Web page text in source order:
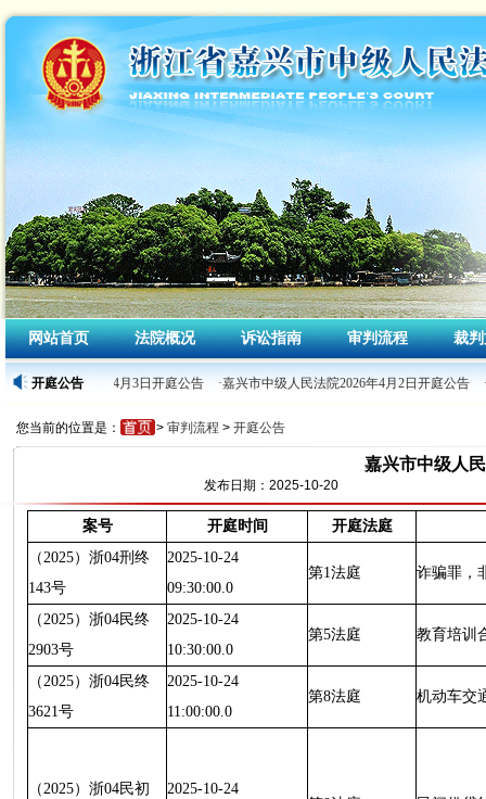
网站首页 法院概况 诉讼指南 审判流程 裁
开庭公告
级人民法院2026年4月3日开庭公告 ·嘉兴市中级人民法院2026年4月2日开庭公告
您当前的位置是： > 审判流程 > 开庭公告
嘉兴市中级人
发布日期：2025-10-20
案号 开庭时间
开庭法庭
（2025）浙04刑终
143号
2025-10-24
09:30:00.0
第1法庭 诈骗罪，
（2025）浙04民终
2903号
2025-10-24
10:30:00.0
第5法庭 教育培训
（2025）浙04民终
3621号
2025-10-24
11:00:00.0
第8法庭 机动车交
（2025）浙04民初
2025-10-24